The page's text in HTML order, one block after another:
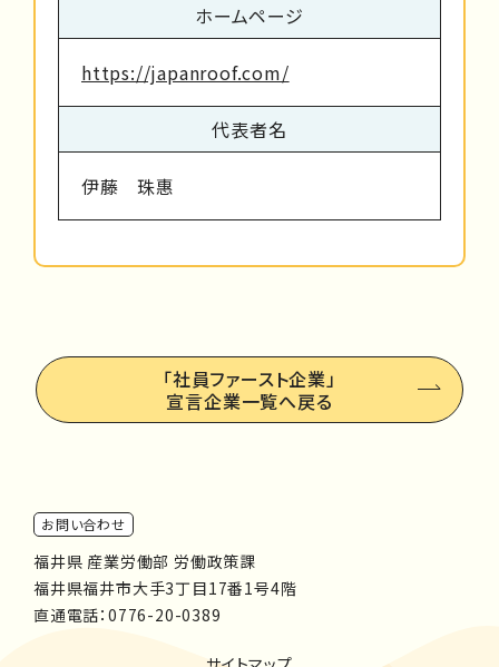
ホームページ
https://japanroof.com/
代表者名
伊藤 珠惠
「社員ファースト企業」
宣言企業一覧へ戻る
お問い合わせ
福井県 産業労働部 労働政策課
福井県福井市大手3丁目17番1号4階
直通電話： 0776-20-0389